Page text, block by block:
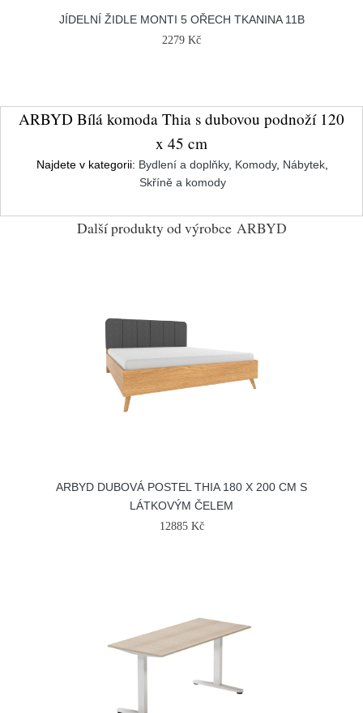
JÍDELNÍ ŽIDLE MONTI 5 OŘECH TKANINA 11B
2279 Kč
ARBYD Bílá komoda Thia s dubovou podnoží 120
x 45 cm
Najdete v kategorii: Bydlení a doplňky, Komody, Nábytek
Skříně a komody
Další produkty od výrobce ARBYD
ARBYD DUBOVÁ POSTEL THIA 180 X 200 CM S
LÁTKOVÝM ČELEM
12885 Kč